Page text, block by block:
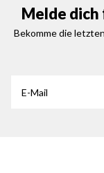
Melde
Bekomme die